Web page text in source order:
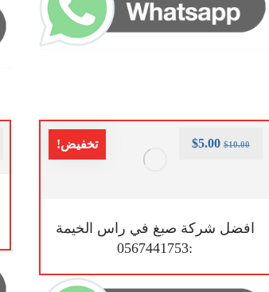
تخفيض!
افضل شركة صبغ في راس الخيمة
:0567441753
$10.00
$5.00